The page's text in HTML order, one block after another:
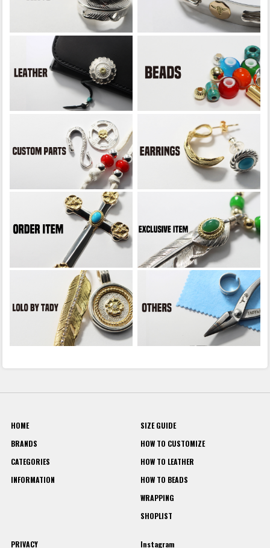
HOME
BRANDS
CATEGORIES
INFORMATION
SIZE GUIDE
HOW TO CUSTOMIZE
HOW TO LEATHER
HOW TO BEADS
WRAPPING
SHOPLIST
PRIVACY Instagram